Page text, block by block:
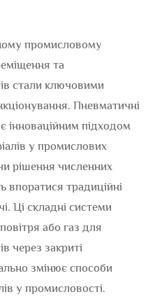
промисловому
та
стали ключовими
Пневматичні
є інноваційним підходом
у промислових
рішення численних
впоратися традиційні
Ці складні системи
або газ для
через закриті
змінює способи
у промисловості.